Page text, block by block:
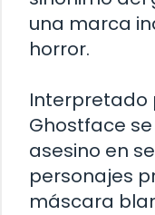
una marca
horror.
Interpretado
Ghostface
asesino en
personajes
máscara